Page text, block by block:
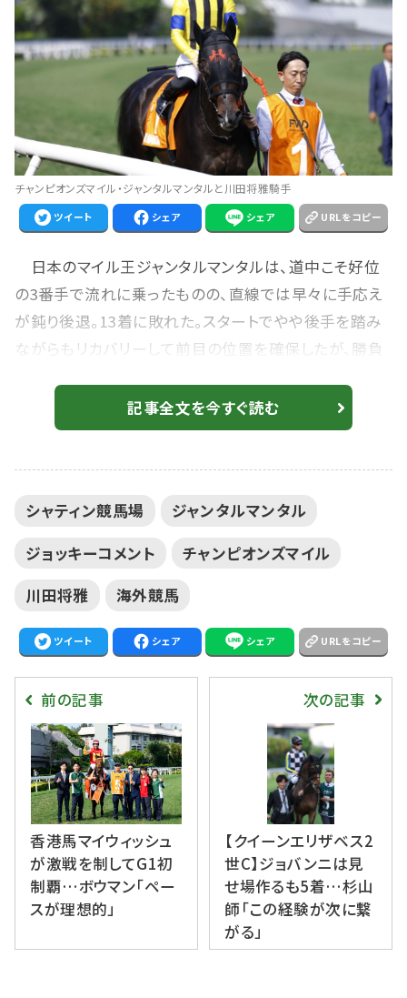
チャンピオンズマイル・ジャンタルマンタルと川田将雅騎手
ツイート シェア シェア URLをコピー
日本のマイル王ジャンタルマンタルは、道中こそ好位
の3番手で流れに乗ったものの、直線では早々に手応え
が鈍り後退。13着に敗れた。スタートでやや後手を踏み
ながらもリカバリーして前目の位置を確保したが、勝負
った。昨年暮れの香港マイルと同じような結果となって
しまい、現状では香港の馬場適性などを含めた課題を
謝しています。実績を積み自信を持って挑んだ2度目の
記事全文を今すぐ読む
シャティン競馬場
ジャンタルマンタル
ジョッキーコメント
チャンピオンズマイル
川田将雅
海外競馬
ツイート シェア シェア URLをコピー
前の記事
香港馬マイウィッシュ
が激戦を制してG1初
制覇…ボウマン「ペー
スが理想的」
次の記事
【クイーンエリザベス2
世C】ジョバンニは見
せ場作るも5着…杉山
師「この経験が次に繋
がる」